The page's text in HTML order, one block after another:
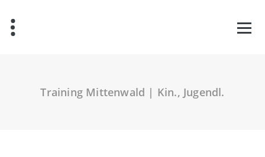
Inhalt
springen
Training Mittenwald | Kin., Jugendl.